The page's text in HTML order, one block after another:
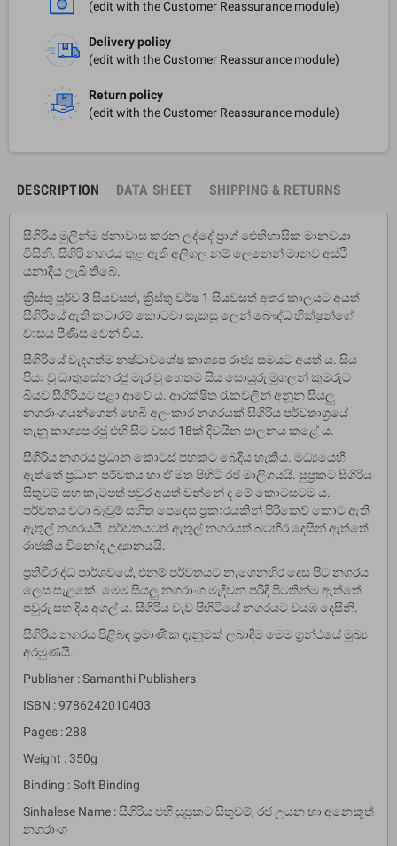
(edit with the Customer Reassurance module)
Delivery policy
(edit with the Customer Reassurance module)
Return policy
(edit with the Customer Reassurance module)
DESCRIPTION DATA SHEET SHIPPING & RETURNS
සීගිරිය මුලින්ම ජනාවාස කරන ලද්දේ ප්‍රාග් ඓතිහාසික මානවයා
විසිනි. සීගිරි නගරය තුළ ඇති අලිගල නම් ලෙනෙන් මානව අස්ථි
යනාදිය ලැබී තිබේ.
ක්‍රිස්තු පූර්ව 3 සියවසත්, ක්‍රිස්තු වර්ෂ 1 සියවසත් අතර කාලයට අයත්
සීගිරියේ ඇති කටාරම් කොටවා සැකසූ ලෙන් බෞද්ධ භික්ෂූන්ගේ
වාසය පිණිස වෙන් විය.
සීගිරියේ වැදගත්ම නෂ්ටාවශේෂ කාශ්‍යප රාජ්‍ය සමයට අයත් ය. සිය
පියා වූ ධාතුසේන රජු මැර වූ හෙතම සිය සොයුරු මුගලන් කුමරුට
බියව සීගිරියට පළා ආවේ ය. ආරක්ෂිත රැකවලින් අනූන සියලු
නගරාංගයන්ගෙන් හෙබි අලංකාර නගරයක් සීගිරිය පර්වතාශ්‍රයේ
තැනූ කාශ්‍යප රජු එහි සිට වසර 18ක් දිවයින පාලනය කළේ ය.
සීගිරිය නගරය ප්‍රධාන කොටස් පහකට බෙදිය හැකිය. මධ්‍යයෙහි
ඇත්තේ ප්‍රධාන පර්වතය හා ඒ මත පිහිටි රජ මාලිගයයි. සුප්‍රකට සීගිරිය
සිතුවම් සහ කැටපත් පවුර අයත් වන්නේ ද මේ කොටසටම ය.
පර්වතය වටා බෑවුම් සහිත පෙදෙස ප්‍රකාරයකින් පිරිකෙව් කොට ඇති
ඇතුල් නගරයයි. පර්වතයටත් ඇතුල් නගරයත් බටහිර දෙසින් ඇත්තේ
රාජකීය විනෝද උද්‍යානයයි.
ප්‍රතිවිරුද්ධ පාර්ශවයේ, එනම් පර්වතයට නැගෙනහිර දෙස පිට නගරය
ලෙස සැළකේ. මෙම සියලු නගරාංග මැදිවන පරිදි පිටතින්ම ඇත්තේ
පවුරු සහ දිය අගල් ය. සීගිරිය වැව පිහිටියේ නගරයට වයඹ දෙසිනි.
සීගිරිය නගරය පිළිබඳ ප්‍රමාණික දැනුමක් ලබාදීම මෙම ග්‍රන්ථයේ මුඛ්‍ය
අරමුණයි.
Publisher : Samanthi Publishers
ISBN : 9786242010403
Pages : 288
Weight : 350g
Binding : Soft Binding
Sinhalese Name : සීගිරිය එහි සුප්‍රකට සිතුවම්, රජ උයන හා අනෙකුත්
නගරාංග